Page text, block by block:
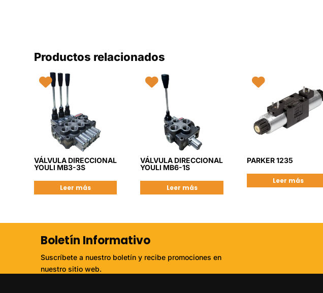
Productos relacionados
VÁLVULA DIRECCIONAL
YOULI MB3-3S
Leer más
VÁLVULA DIRECCIONAL
YOULI MB6-1S
Leer más
PARKER 1235
Leer más
Boletín Informativo
Suscríbete a nuestro boletín y recibe promociones en
nuestro sitio web.